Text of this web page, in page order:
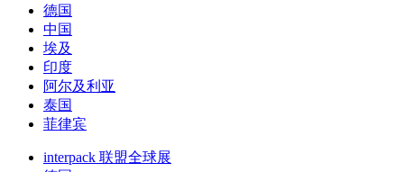
德国
中国
埃及
印度
阿尔及利亚
泰国
菲律宾
interpack 联盟全球展